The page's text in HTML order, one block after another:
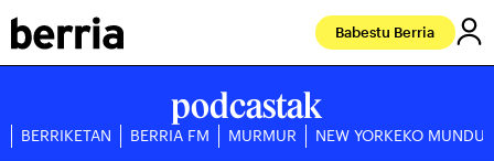
Babestu Berria
podcastak
BERRIKETAN BERRIA FM MURMUR NEW YORKEKO